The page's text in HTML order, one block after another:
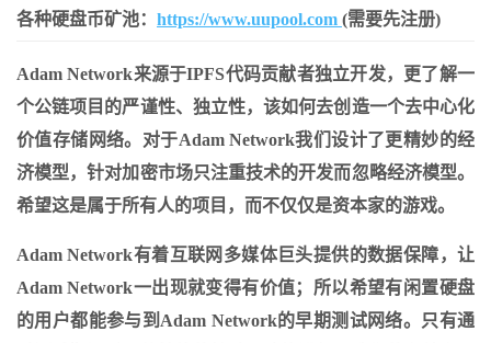
各种硬盘币矿池： https://www.uupool.com (需要先注册)
Adam Network来源于IPFS代码贡献者独立开发，更了解一
个公链项目的严谨性、独立性，该如何去创造一个去中心化
价值存储网络。对于Adam Network我们设计了更精妙的经
济模型，针对加密市场只注重技术的开发而忽略经济模型。
希望这是属于所有人的项目，而不仅仅是资本家的游戏。
Adam Network有着互联网多媒体巨头提供的数据保障，让
Adam Network一出现就变得有价值；所以希望有闲置硬盘
的用户都能参与到Adam Network的早期测试网络。只有通